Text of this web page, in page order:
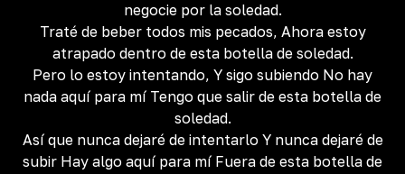
negocie por la soledad.
Traté de beber todos mis pecados, Ahora estoy
atrapado dentro de esta botella de soledad.
Pero lo estoy intentando, Y sigo subiendo No hay
nada aquí para mí Tengo que salir de esta botella de
soledad.
Así que nunca dejaré de intentarlo Y nunca dejaré de
subir Hay algo aquí para mí Fuera de esta botella de